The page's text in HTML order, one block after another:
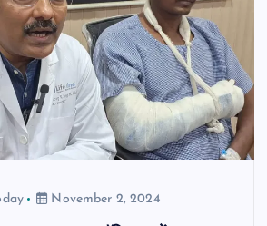
November 2, 2024